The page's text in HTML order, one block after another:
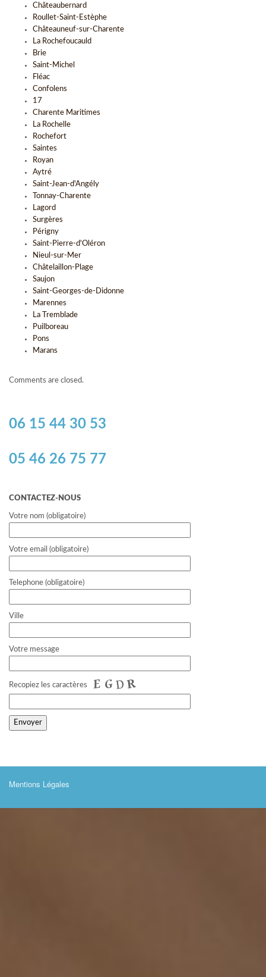
Châteaubernard
Roullet-Saint-Estèphe
Châteauneuf-sur-Charente
La Rochefoucauld
Brie
Saint-Michel
Fléac
Confolens
17
Charente Maritimes
La Rochelle
Rochefort
Saintes
Royan
Aytré
Saint-Jean-d'Angély
Tonnay-Charente
Lagord
Surgères
Périgny
Saint-Pierre-d'Oléron
Nieul-sur-Mer
Châtelaillon-Plage
Saujon
Saint-Georges-de-Didonne
Marennes
La Tremblade
Puilboreau
Pons
Marans
Comments are closed.
06 15 44 30 53
05 46 26 75 77
CONTACTEZ-NOUS
Votre nom (obligatoire)
Votre email (obligatoire)
Telephone (obligatoire)
Ville
Votre message
Recopiez les caractères
Mentions Légales